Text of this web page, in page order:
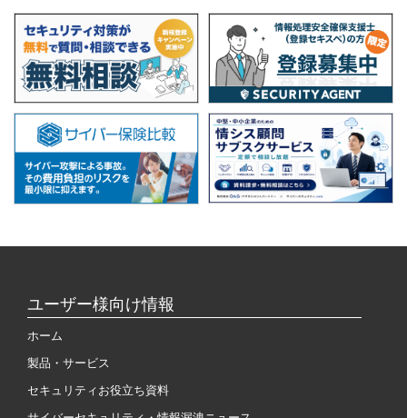
ユーザー様向け情報
ホーム
製品・サービス
セキュリティお役立ち資料